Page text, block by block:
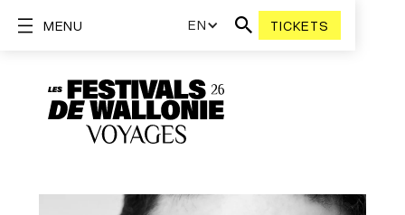
EN TICKETS
MENU